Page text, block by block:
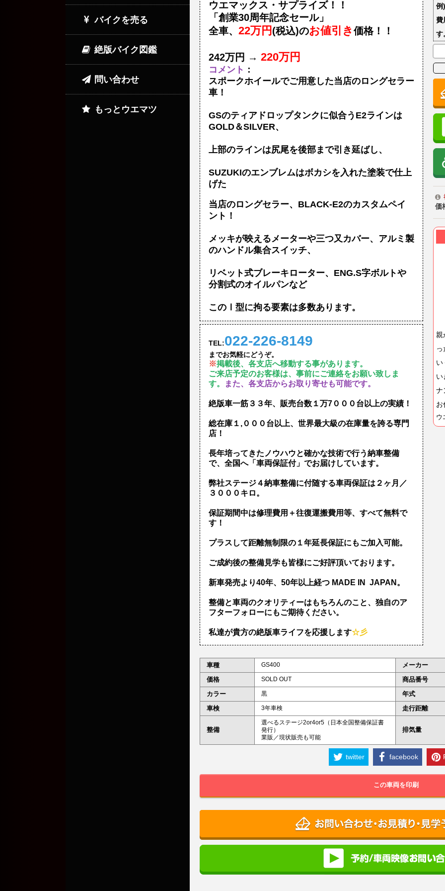
例
費
す
価
親
い
い
ナ
お
ウ
ウエマックス・サプライズ！！
「創業30周年記念セール」
全車、 22万円 (税込)のお値引き価格！！
242万円 → 220万円
コメント ：
スポークホイールでご用意した当店のロングセラー
車！
GSのティアドロップタンクに似合うE2ラインは
GOLD＆SILVER、
上部のラインは尻尾を後部まで引き延ばし、
SUZUKIのエンブレムはボカシを入れた塗装で仕上
げた
当店のロングセラー、BLACK-E2のカスタムペイ
ント！
メッキが映えるメーターや三つ又カバー、アルミ製
のハンドル集合スイッチ、
リベット式ブレーキローター、ENG.S字ボルトや
分割式のオイルパンなど
このⅠ型に拘る要素は多数あります。
TEL:022-226-8149
までお気軽にどうぞ。
※掲載後、各支店へ移動する事があります。
ご来店予定のお客様は、事前にご連絡をお願い致しま
す。
また、各支店からお取り寄せも可能です。
絶版車一筋３３年、販売台数１万7０００台以上の実績！
総在庫１,０００台以上、世界最大級の在庫量を誇る専門
店！
長年培ってきたノウハウと確かな技術で行う納車整備
で、全国へ「車両保証付」でお届けしています。
弊社ステージ４納車整備に付随する車両保証は２ヶ月／
３０００キロ。
保証期間中は修理費用＋往復運搬費用等、すべて無料で
す！
プラスして距離無制限の１年延長保証にもご加入可能。
ご成約後の整備見学も皆様にご好評頂いております。
新車発売より40年、50年以上経つ MADE IN JAPAN。
整備と車両のクオリティーはもちろんのこと、独自のア
フターフォローにもご期待ください。
私達が貴方の絶版車ライフを応援します☆彡
車種 GS400
メーカー
価格
SOLD OUT
商品番号
カラー
黒
年式
車検
3年車検 走行距離
整備
選べるステージ2or4or5（日本全国整備保証書
発行）
業販／現状販売も可能
排気量
twitter facebook
この車両を印刷
バイクを売る
絶版バイク図鑑
問い合わせ
もっとウエマツ